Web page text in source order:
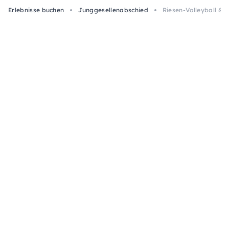
Erlebnisse buchen
Junggesellenabschied Riesen-Volleyball &